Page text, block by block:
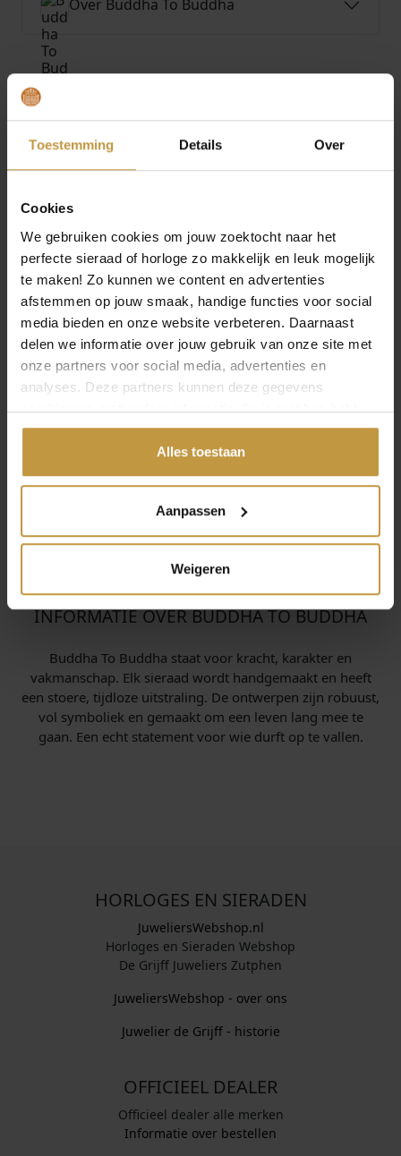
Toestemming Details Over
Cookies
We gebruiken cookies om jouw zoektocht naar het
perfecte sieraad of horloge zo makkelijk en leuk mogelijk
te maken! Zo kunnen we content en advertenties
afstemmen op jouw smaak, handige functies voor social
media bieden en onze website verbeteren. Daarnaast
delen we informatie over jouw gebruik van onze site met
onze partners voor social media, advertenties en
analyses. Deze partners kunnen deze gegevens
combineren met andere informatie die je met hen hebt
gedeeld of die ze hebben verzameld via jouw gebruik van
Alles toestaan
Aanpassen
Weigeren
Over Buddha To Buddha
MEER VAN BUDDHA TO BUDDHA
199,00
RING 454 BEN XS
SNAKE 16MM
Direct leverbaar, 1
werkdag
€199,00
Direct leverbaar, 1
werkdag
INFORMATIE OVER BUDDHA TO BUDDHA
Buddha To Buddha staat voor kracht, karakter en
vakmanschap. Elk sieraad wordt handgemaakt en heeft
een stoere, tijdloze uitstraling. De ontwerpen zijn robuust,
vol symboliek en gemaakt om een leven lang mee te
gaan. Een echt statement voor wie durft op te vallen.
HORLOGES EN SIERADEN
JuweliersWebshop.nl
Horloges en Sieraden Webshop
De Grijff Juweliers Zutphen
JuweliersWebshop - over ons
Juwelier de Grijff - historie
OFFICIEEL DEALER
Officieel dealer alle merken
Informatie over bestellen